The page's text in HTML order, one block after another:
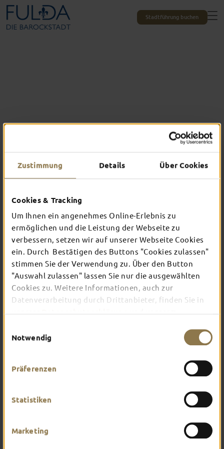
Zustimmung Details Über Cookies
Cookies & Tracking
Um Ihnen ein angenehmes Online-Erlebnis zu
ermöglichen und die Leistung der Webseite zu
verbessern, setzen wir auf unserer Webseite Cookies
ein. Durch Bestätigen des Buttons "Cookies zulassen"
stimmen Sie der Verwendung zu. Über den Button
"Auswahl zulassen" lassen Sie nur die ausgewählten
Cookies zu. Weitere Informationen, auch zur
Datenverarbeitung durch Drittanbieter, finden Sie in
Notwendig
Präferenzen
Statistiken
Marketing
Stadtführung buchen
Das erlebst du nur in Fulda
TOP-EVENTS
In Fulda ist irgendwo immer etwas los: Ob
Konzert, Musical, Erlebnis-Stadtführung oder
Theater – entdecke hier aktuelle Veranstaltungen
und Highlights in und um Fulda.